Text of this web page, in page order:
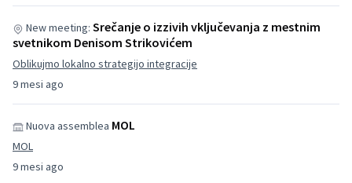
9 mesi ago
New meeting: Srečanje o izzivih vključevanja z mestnim
svetnikom Denisom Strikovićem
Oblikujmo lokalno strategijo integracije
9 mesi ago
Nuova assemblea MOL
MOL